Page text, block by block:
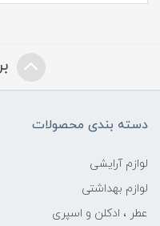
دسته بندی محصولات
لوازم آرایشی
لوازم بهداشتی
عطر ، ادکلن و اسپری